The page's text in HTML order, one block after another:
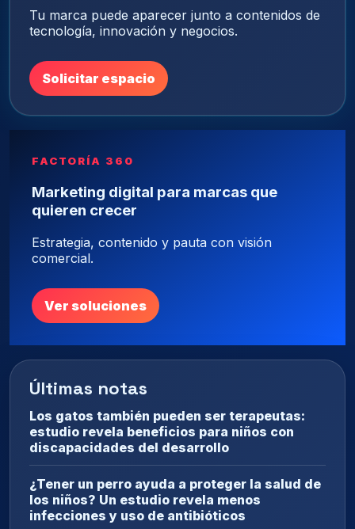
Tu marca puede aparecer junto a contenidos de
tecnología, innovación y negocios.
Solicitar espacio
FACTORÍA 360
Marketing digital para marcas que
quieren crecer
Estrategia, contenido y pauta con visión
comercial.
Ver soluciones
Últimas notas
Los gatos también pueden ser terapeutas:
estudio revela beneficios para niños con
discapacidades del desarrollo
¿Tener un perro ayuda a proteger la salud de
los niños? Un estudio revela menos
infecciones y uso de antibióticos